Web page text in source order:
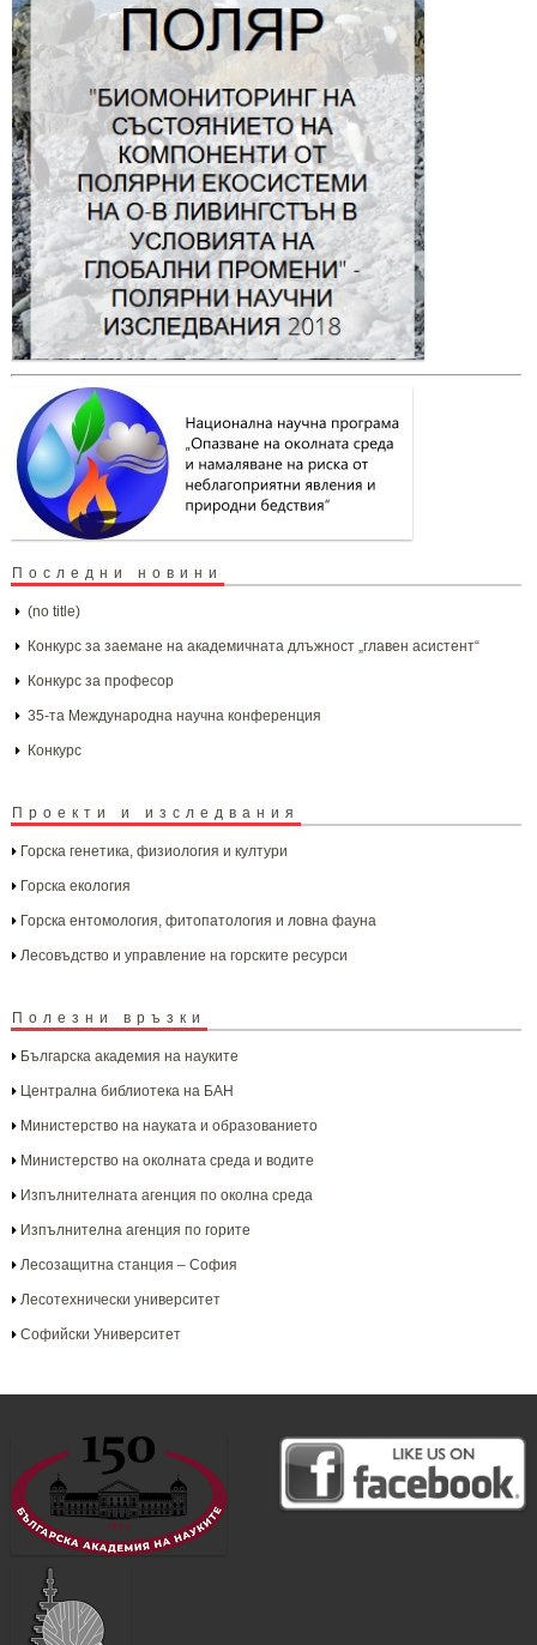
Последни новини
(no title)
Конкурс за заемане на академичната длъжност „главен асистент“
Конкурс за професор
35-та Международна научна конференция
Конкурс
Проекти и изследвания
Горска генетика, физиология и култури
Горска екология
Горска ентомология, фитопатология и ловна фауна
Лесовъдство и управление на горските ресурси
Полезни връзки
Българска aкадемия на науките
Централна библиотека на БАН
Министерство на науката и образованието
Министерство на околната среда и водите
Изпълнителната агенция по околна среда
Изпълнителна агенция по горите
Лесозащитна станция – София
Лесотехнически университет
Софийски Университет